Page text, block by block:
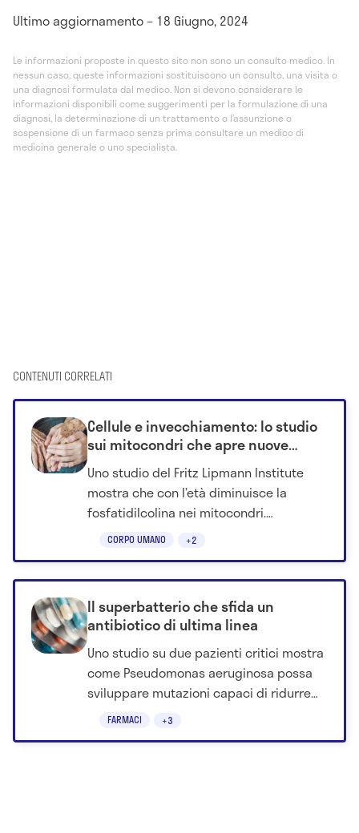
Ultimo aggiornamento – 18 Giugno, 2024
Le informazioni proposte in questo sito non sono un consulto medico. In
nessun caso, queste informazioni sostituiscono un consulto, una visita o
una diagnosi formulata dal medico. Non si devono considerare le
informazioni disponibili come suggerimenti per la formulazione di una
diagnosi, la determinazione di un trattamento o l’assunzione o
sospensione di un farmaco senza prima consultare un medico di
medicina generale o uno specialista.
CONTENUTI CORRELATI
CORPO UMANO +2
Cellule e invecchiamento: lo studio
sui mitocondri che apre nuove
prospettive
Uno studio del Fritz Lipmann Institute
mostra che con l’età diminuisce la
fosfatidilcolina nei mitocondri.
Ripristinarla migliora la funzione
FARMACI +3
Il superbatterio che sfida un
antibiotico di ultima linea
Uno studio su due pazienti critici mostra
come Pseudomonas aeruginosa possa
sviluppare mutazioni capaci di ridurre
l’efficacia di ceftazidime-avibactam, un